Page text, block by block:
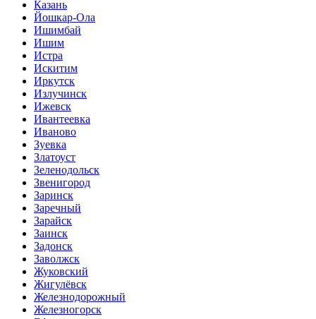
Казань
Йошкар-Ола
Ишимбай
Ишим
Истра
Искитим
Иркутск
Излучинск
Ижевск
Ивантеевка
Иваново
Зуевка
Златоуст
Зеленодольск
Звенигород
Заринск
Заречный
Зарайск
Заинск
Задонск
Заволжск
Жуковский
Жигулёвск
Железнодорожный
Железногорск